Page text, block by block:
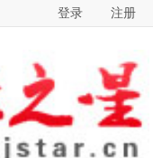
登录 注册